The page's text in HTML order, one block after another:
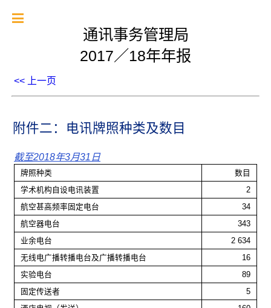
通讯事务管理局
2017／18年年报
<< 上一页
附件二：电讯牌照种类及数目
截至2018年3月31日
牌照种类
数目
学术机构自设电讯装置
2
航空甚高频率固定电台
34
航空器电台
343
业余电台
2 634
无线电广播转播电台及广播转播电台
16
实验电台
89
固定传送者
5